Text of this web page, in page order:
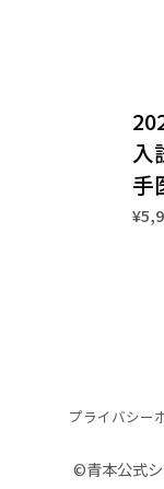
入
手
プライバシー
©︎青本公式